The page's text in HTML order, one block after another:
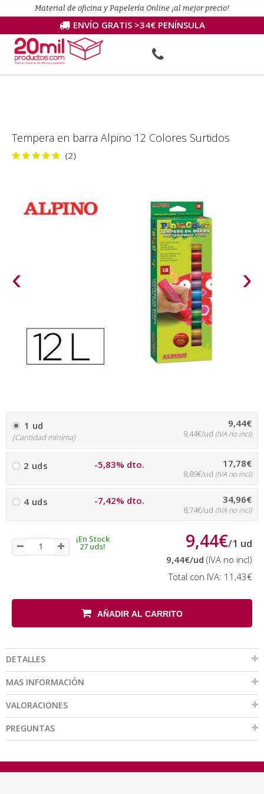
Material de oficina y Papelería Online ¡al mejor precio!
ENVÍO GRATIS >34€ PENÍNSULA
Tempera en barra Alpino 12 Colores Surtidos
(2)
‹ ›
1 ud
(Cantidad mínima)
9,44€
9,44€/ud (IVA no incl)
2 uds -5,83% dto. 17,78€
8,89€/ud (IVA no incl)
4 uds -7,42% dto. 34,96€
8,74€/ud (IVA no incl)
¡En Stock
27 uds! 9,44€/1 ud
9,44€/ud (IVA no incl)
Total con IVA: 11,43€
AÑADIR AL CARRITO
DETALLES
MAS INFORMACIÓN
VALORACIONES
PREGUNTAS